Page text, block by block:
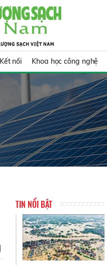
Kết nối Khoa học công nghệ
TIN NỔI BẬT